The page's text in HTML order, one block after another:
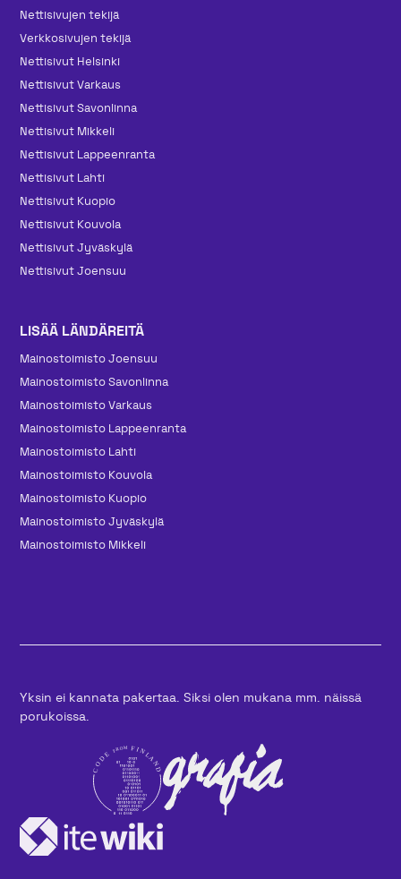
Nettisivujen tekijä
Verkkosivujen tekijä
Nettisivut Helsinki
Nettisivut Varkaus
Nettisivut Savonlinna
Nettisivut Mikkeli
Nettisivut Lappeenranta
Nettisivut Lahti
Nettisivut Kuopio
Nettisivut Kouvola
Nettisivut Jyväskylä
Nettisivut Joensuu
LISÄÄ LÄNDÄREITÄ
Mainos­toimisto Joensuu
Mainos­toimisto Savonlinna
Mainos­toimisto Varkaus
Mainos­toimisto Lappeenranta
Mainos­toimisto Lahti
Mainos­toimisto Kouvola
Mainos­toimisto Kuopio
Mainos­toimisto Jyväskylä
Mainos­toimisto Mikkeli
Yksin ei kannata pakertaa. Siksi olen mukana mm. näissä
porukoissa.